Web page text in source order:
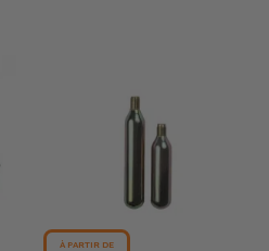
À PARTIR DE